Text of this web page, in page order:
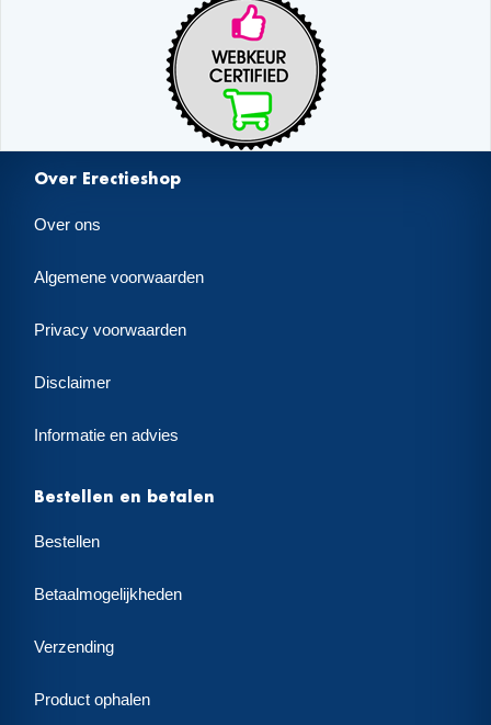
Over Erectieshop
Over ons
Algemene voorwaarden
Privacy voorwaarden
Disclaimer
Informatie en advies
Bestellen en betalen
Bestellen
Betaalmogelijkheden
Verzending
Product ophalen